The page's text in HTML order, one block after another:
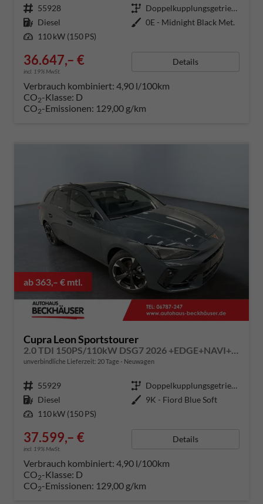
Fahrzeugnummer 55928 Getriebe
Doppelkupplungsgetriebe (DSG)
Kraftstoff Diesel Außenfarbe 0E - Midnight Black Met.
Leistung 110 kW (150 PS)
36.647,– €
incl. 19% MwSt.
Details
Verbrauch kombiniert: 4,90 l/100km
CO2-Klasse: D
CO2-Emissionen: 129,00 g/km
ab 363,– € mtl.
Cupra Leon Sportstourer
2.0 TDI 150PS/110kW DSG7 2026 +EDGE+NAVI+AHK+MATRIX+360+DYNAMIC DESIGN+INTELLIGENT DRIVE+
unverbindliche Lieferzeit: 20 Tage Neuwagen
Fahrzeugnummer 55929 Getriebe
Doppelkupplungsgetriebe (DSG)
Kraftstoff Diesel Außenfarbe 9K - Fiord Blue Soft
Leistung 110 kW (150 PS)
37.599,– €
incl. 19% MwSt.
Details
Verbrauch kombiniert: 4,90 l/100km
CO2-Klasse: D
CO2-Emissionen: 129,00 g/km